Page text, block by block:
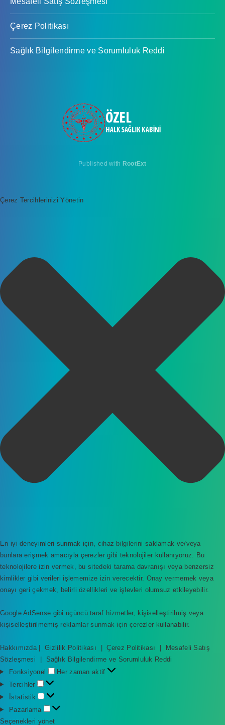
Çerez Politikası
Sağlık Bilgilendirme ve Sorumluluk Reddi
Published with RootExt
Çerez Tercihlerinizi Yönetin
En iyi deneyimleri sunmak için, cihaz bilgilerini saklamak ve/veya
bunlara erişmek amacıyla çerezler gibi teknolojiler kullanıyoruz. Bu
teknolojilere izin vermek, bu sitedeki tarama davranışı veya benzersiz
kimlikler gibi verileri işlememize izin verecektir. Onay vermemek veya
onayı geri çekmek, belirli özellikleri ve işlevleri olumsuz etkileyebilir.
Google AdSense gibi üçüncü taraf hizmetler, kişiselleştirilmiş veya
kişiselleştirilmemiş reklamlar sunmak için çerezler kullanabilir.
Hakkımızda |Gizlilik Politikası |Çerez Politikası | Mesafeli Satış
Sözleşmesi
| Sağlık Bilgilendirme ve Sorumluluk Reddi
Fonksiyonel
F
k
Her zaman aktif
Tercihler
T
e
r
İstatistik
İ
s
t
Pazarlama
P
a
Seçenekleri yönet